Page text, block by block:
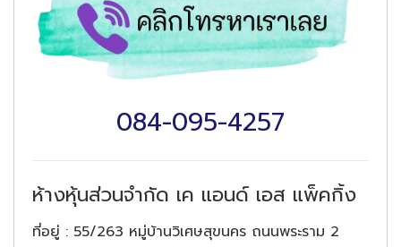
084-095-4257
ห้างหุ้นส่วนจำกัด เค แอนด์ เอส แพ็คกิ้ง
ที่อยู่ : 55/263 หมู่บ้านวิเศษสุขนคร ถนนพระราม 2